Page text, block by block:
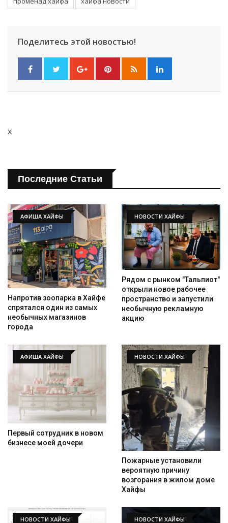
Искать
Поделитесь этой новостью!
x
Последние Статьи
АФИША ХАЙФЫ
Напротив зоопарка в Хайфе
спрятался один из самых
необычных магазинов
города
НОВОСТИ ХАЙФЫ
Рядом с рынком "Тальпиот"
открыли новое рабочее
пространство и запустили
необычную рекламную
акцию
АФИША ХАЙФЫ
Первый сотрудник в новом
бизнесе моей дочери
НОВОСТИ ХАЙФЫ
Пожарные установили
вероятную причину
возгорания в жилом доме
Хайфы
НОВОСТИ ХАЙФЫ НОВОСТИ ХАЙФЫ